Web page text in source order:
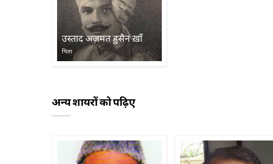
उस्ताद अज़मत हुसैन ख़ाँ
पिता
अन्य शायरों को पढ़िए